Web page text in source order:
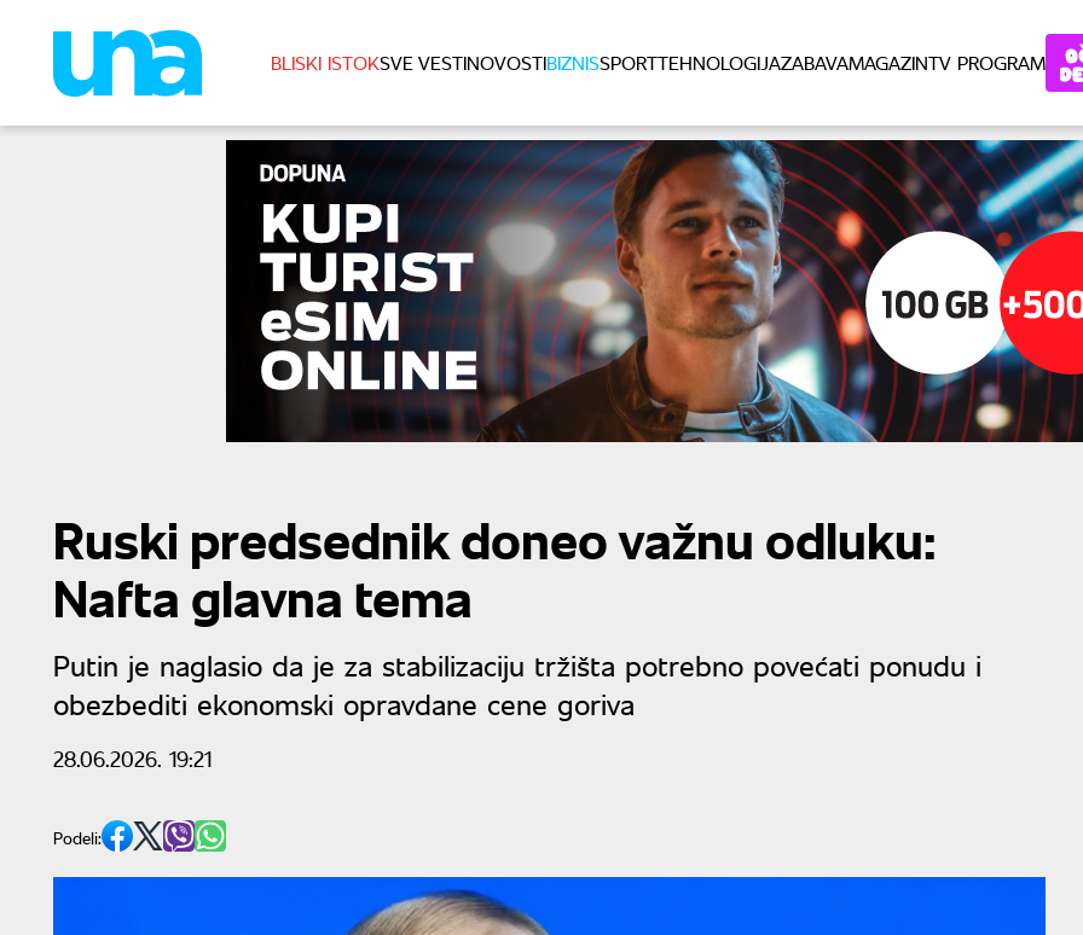
BLISKI ISTOKSVE VESTINOVOSTIBIZNISSPORTTEHNOLOGIJAZABAVAMAGAZINTV PROGRAM
Ruski predsednik doneo važnu odluku:
Nafta glavna tema
Putin je naglasio da je za stabilizaciju tržišta potrebno povećati ponudu i
obezbediti ekonomski opravdane cene goriva
28.06.2026. 19:21
Podeli: